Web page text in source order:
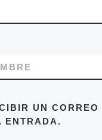
UN
ENTRADA.